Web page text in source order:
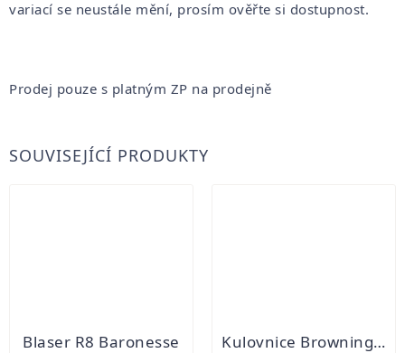
variací se neustále mění, prosím ověřte si dostupnost.
Prodej pouze s platným ZP na prodejně
SOUVISEJÍCÍ PRODUKTY
Blaser R8 Baronesse Kulovnice Browning X-Bolt SF Hunter Eclipse Brown Threaded